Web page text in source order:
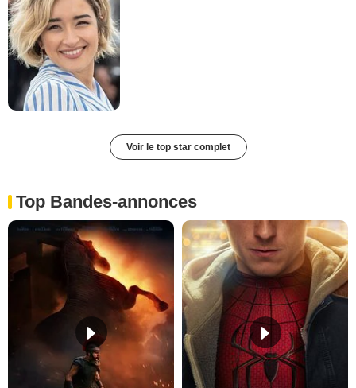
Voir le top star complet
Top Bandes-annonces